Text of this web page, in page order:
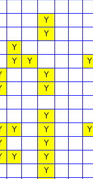
Y
Y
Y
Y Y Y
Y
Y
Y
Y Y Y
Y
Y Y
Y